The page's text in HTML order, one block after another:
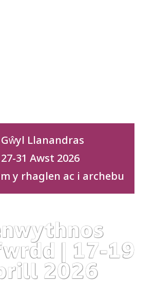
Gŵyl Llanandras
27-31 Awst 2026
y rhaglen ac i archebu
| 17-19
2026